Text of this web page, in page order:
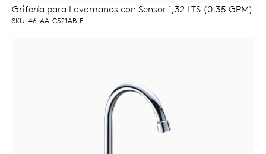
LEER MÁS
Grifería para Lavamanos con Sensor 1,32 LTS (0.35 GPM)
SKU: 46-AA-C521AB-E